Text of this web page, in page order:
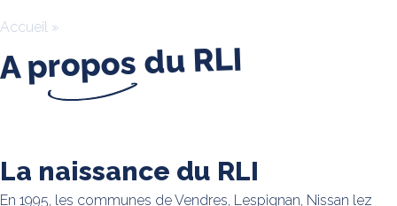
Accueil »
A propos du RLI
La naissance du RLI
En 1995, les communes de Vendres, Lespignan, Nissan lez